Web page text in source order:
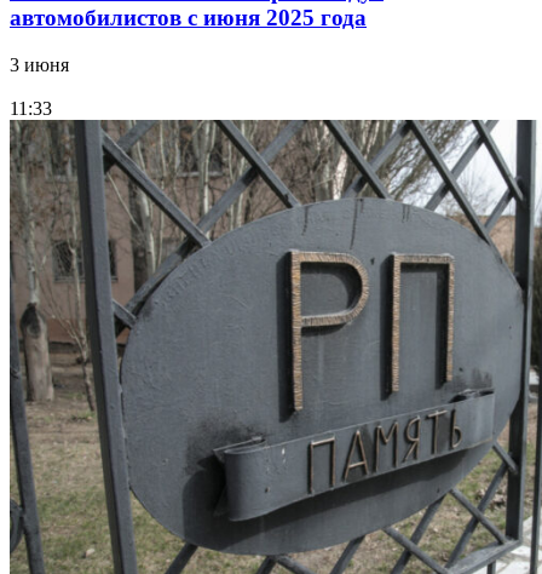
автомобилистов с июня 2025 года
3 июня
11:33